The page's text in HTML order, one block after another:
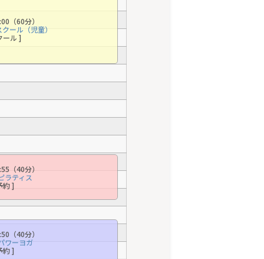
（60分）
ール（児童）
ール ]
（40分）
ラティス
約 ]
（40分）
ワーヨガ
約 ]